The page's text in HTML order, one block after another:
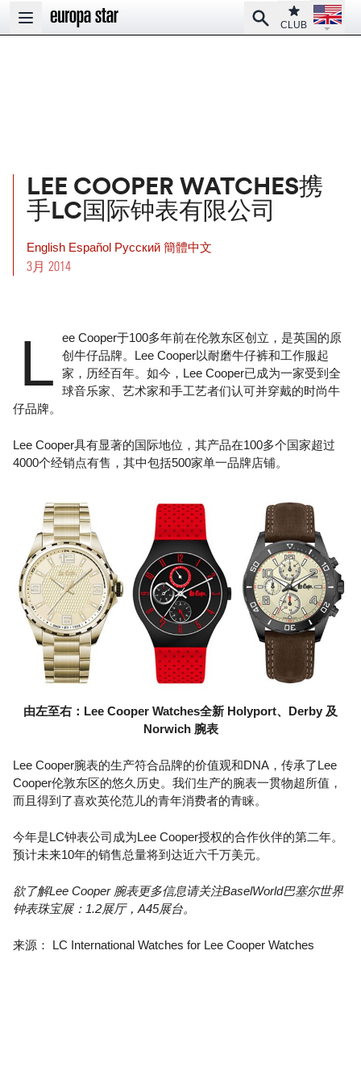
Open main menu
SearchClub
CLUB
Open
LEE COOPER WATCHES携
手LC国际钟表有限公司
English Español Pусский 簡體中文
3月 2014
L
ee Cooper于100多年前在伦敦东区创立，是英国的原
创牛仔品牌。Lee Cooper以耐磨牛仔裤和工作服起
家，历经百年。如今，Lee Cooper已成为一家受到全
球音乐家、艺术家和手工艺者们认可并穿戴的时尚牛
仔品牌。
Lee Cooper具有显著的国际地位，其产品在100多个国家超过
4000个经销点有售，其中包括500家单一品牌店铺。
由左至右：Lee Cooper Watches全新 Holyport、Derby 及
Norwich 腕表
Lee Cooper腕表的生产符合品牌的价值观和DNA，传承了Lee
Cooper伦敦东区的悠久历史。我们生产的腕表一贯物超所值，
而且得到了喜欢英伦范儿的青年消费者的青睐。
今年是LC钟表公司成为Lee Cooper授权的合作伙伴的第二年。
预计未来10年的销售总量将到达近六千万美元。
欲了解Lee Cooper 腕表更多信息请关注BaselWorld巴塞尔世界
钟表珠宝展：1.2展厅，A45展台。
来源： LC International Watches for Lee Cooper Watches